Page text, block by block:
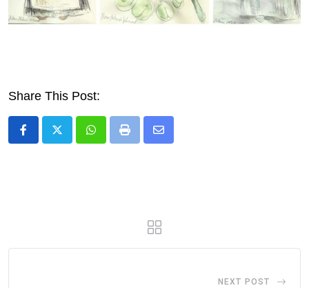
Share This Post:
Whatsapp
Print
Share
NEXT POST